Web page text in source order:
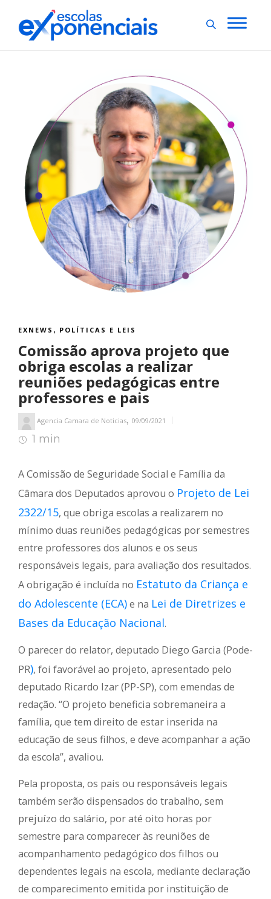
EXNEWS , POLÍTICAS E LEIS
Comissão aprova projeto que
obriga escolas a realizar
reuniões pedagógicas entre
professores e pais
Agencia Camara de Noticias, 09/09/2021
1 min
A Comissão de Seguridade Social e Família da
Câmara dos Deputados aprovou o Projeto de Lei
2322/15, que obriga escolas a realizarem no
mínimo duas reuniões pedagógicas por semestres
entre professores dos alunos e os seus
responsáveis legais, para avaliação dos resultados.
A obrigação é incluída no Estatuto da Criança e
do Adolescente (ECA)e na Lei de Diretrizes e
Bases da Educação Nacional.
O parecer do relator, deputado Diego Garcia (Pode-
PR), foi favorável ao projeto, apresentado pelo
deputado Ricardo Izar (PP-SP), com emendas de
redação. “O projeto beneficia sobremaneira a
família, que tem direito de estar inserida na
educação de seus filhos, e deve acompanhar a ação
da escola”, avaliou.
Pela proposta, os pais ou responsáveis legais
também serão dispensados do trabalho, sem
prejuízo do salário, por até oito horas por
semestre para comparecer às reuniões de
acompanhamento pedagógico dos filhos ou
dependentes legais na escola, mediante declaração
de comparecimento emitida por instituição de